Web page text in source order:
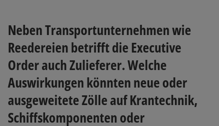
Neben Transportunternehmen wie
Reedereien betrifft die Executive
Order auch Zulieferer. Welche
Auswirkungen könnten neue oder
ausgeweitete Zölle auf Krantechnik,
Schiffskomponenten oder